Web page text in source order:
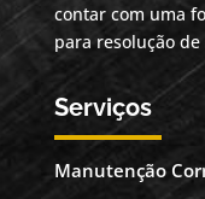
contar com uma
para resolução
Serviços
Manutenção